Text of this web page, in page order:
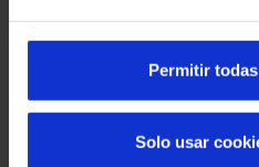
Permitir
Solo usar
Para tráfico
de maquinaria: